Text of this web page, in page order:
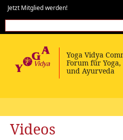
Jetzt Mitglied werden!
Videos